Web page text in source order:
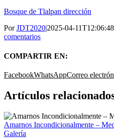
Bosque de Tlalpan dirección
PorJDT2020|2025-04-
comentarios
COMPARTIR EN:
FacebookWhatsAppCorreo
Artículos
Amarnos Incondicionalmente –
Galería